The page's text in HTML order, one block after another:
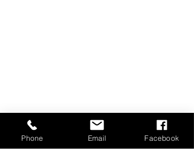
Phone Email Facebook